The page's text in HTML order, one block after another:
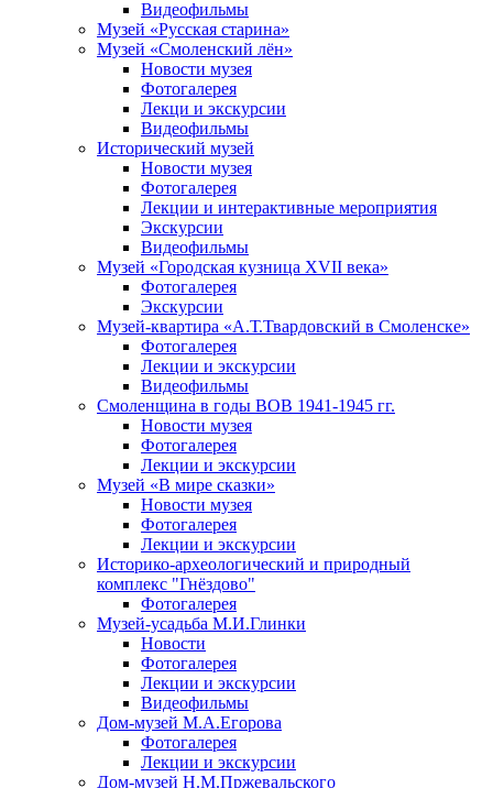
Видеофильмы
Музей «Русская старина»
Музей «Смоленский лён»
Новости музея
Фотогалерея
Лекци и экскурсии
Видеофильмы
Исторический музей
Новости музея
Фотогалерея
Лекции и интерактивные мероприятия
Экскурсии
Видеофильмы
Музей «Городская кузница XVII века»
Фотогалерея
Экскурсии
Музей-квартира «А.Т.Твардовский в Смоленске»
Фотогалерея
Лекции и экскурсии
Видеофильмы
Смоленщина в годы ВОВ 1941-1945 гг.
Новости музея
Фотогалерея
Лекции и экскурсии
Музей «В мире сказки»
Новости музея
Фотогалерея
Лекции и экскурсии
Историко-археологический и природный
комплекс "Гнёздово"
Фотогалерея
Музей-усадьба М.И.Глинки
Новости
Фотогалерея
Лекции и экскурсии
Видеофильмы
Дом-музей М.А.Егорова
Фотогалерея
Лекции и экскурсии
Дом-музей Н.М.Пржевальского